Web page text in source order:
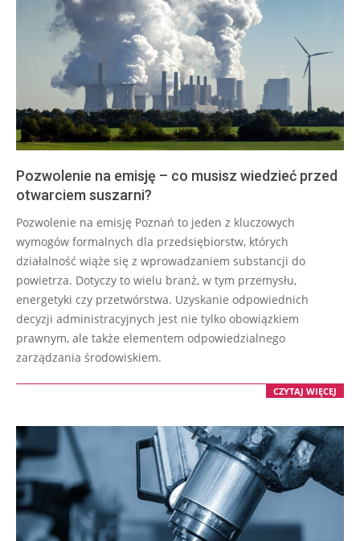
Pozwolenie na emisję – co musisz wiedzieć przed
otwarciem suszarni?
08
Pozwolenie na emisję Poznań to jeden z kluczowych
wymogów formalnych dla przedsiębiorstw, których
działalność wiąże się z wprowadzaniem substancji do
powietrza. Dotyczy to wielu branż, w tym przemysłu,
energetyki czy przetwórstwa. Uzyskanie odpowiednich
decyzji administracyjnych jest nie tylko obowiązkiem
prawnym, ale także elementem odpowiedzialnego
zarządzania środowiskiem.
CZYTAJ WIĘCEJ